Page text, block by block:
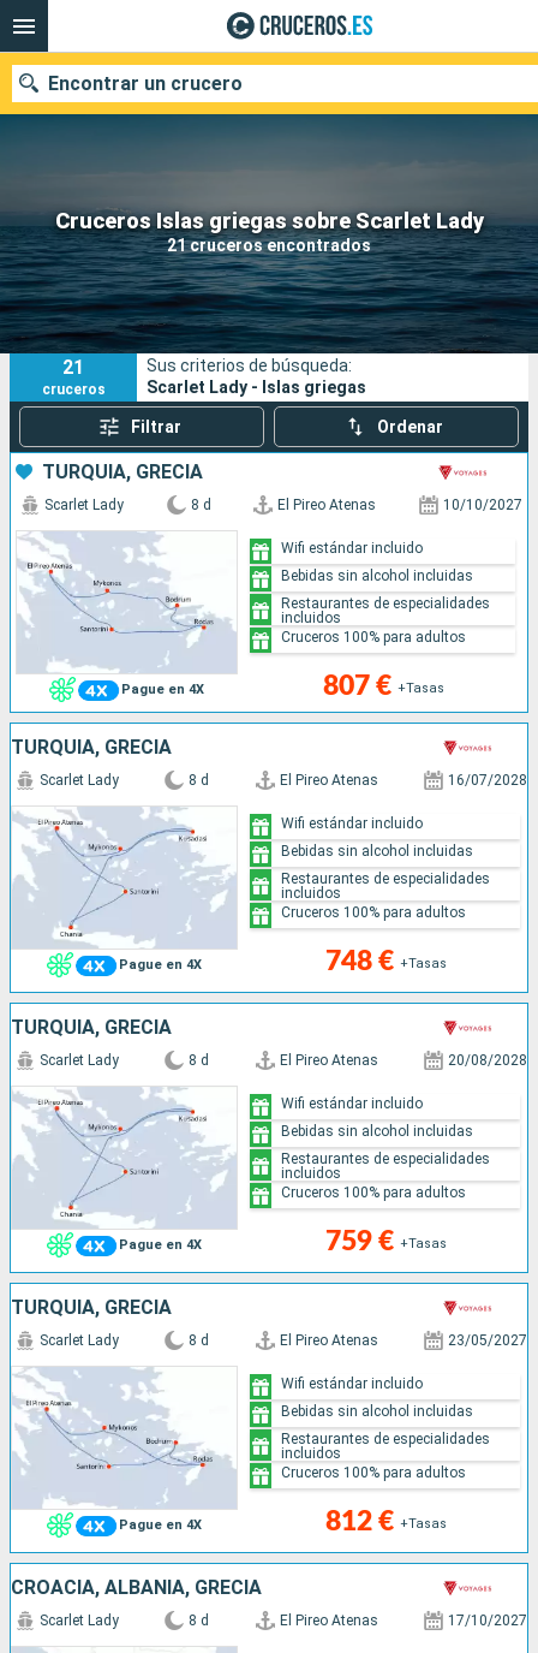
Cruceros Islas griegas sobre Scarlet Lady
21 cruceros encontrados
Encontrar un crucero
Nuestros destinos
Fecha de salida
Puertos Compañías
Buscar
21
cruceros
Sus criterios de búsqueda:
Scarlet Lady - Islas griegas
Filtrar Ordenar
TURQUÍA, GRECIA
Pague en 4X
Scarlet Lady 8 d El Pireo Atenas 10/10/2027
807 € +Tasas
Wifi estándar incluido
Bebidas sin alcohol incluidas
Restaurantes de especialidades
incluidos
Cruceros 100% para adultos
TURQUÍA, GRECIA
Pague en 4X
Scarlet Lady 8 d El Pireo Atenas 16/07/2028
748 € +Tasas
Wifi estándar incluido
Bebidas sin alcohol incluidas
Restaurantes de especialidades
incluidos
Cruceros 100% para adultos
TURQUÍA, GRECIA
Pague en 4X
Scarlet Lady 8 d El Pireo Atenas 20/08/2028
759 € +Tasas
Wifi estándar incluido
Bebidas sin alcohol incluidas
Restaurantes de especialidades
incluidos
Cruceros 100% para adultos
TURQUÍA, GRECIA
Pague en 4X
Scarlet Lady 8 d El Pireo Atenas 23/05/2027
812 € +Tasas
Wifi estándar incluido
Bebidas sin alcohol incluidas
Restaurantes de especialidades
incluidos
Cruceros 100% para adultos
CROACIA, ALBANIA, GRECIA
Scarlet Lady 8 d El Pireo Atenas 17/10/2027